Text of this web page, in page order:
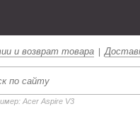
и возврат товара |
Acer Aspire V3